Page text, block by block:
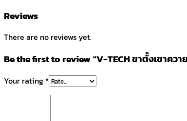
Reviews
There are no reviews yet.
Be the first to review “V-TECH ขาตั้งเขาคว
Your rating *